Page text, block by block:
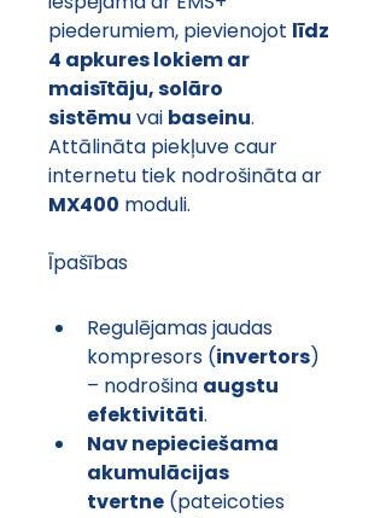
piederumiem, pievienojot līdz
4 apkures lokiem ar
maisītāju, solāro
sistēmu vai baseinu.
Attālināta piekļuve caur
internetu tiek nodrošināta ar
MX400 moduli.
Īpašības
Regulējamas jaudas
kompresors (invertors)
– nodrošina augstu
efektivitāti.
Nav nepieciešama
akumulācijas
tvertne (pateicoties